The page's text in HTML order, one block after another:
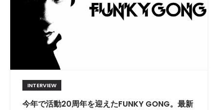
INTERVIEW
今年で活動20周年を迎えたFUNKY GONG。最新